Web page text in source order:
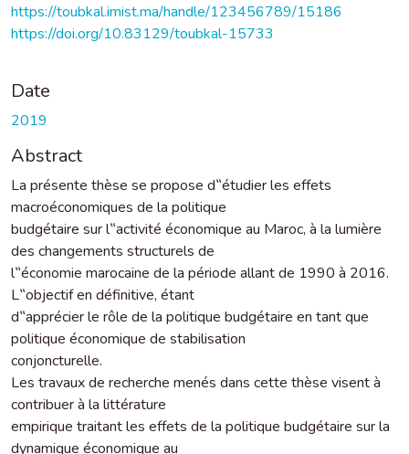
https://toubkal.imist.ma/handle/123456789/15186
https://doi.org/10.83129/toubkal-15733
Date
2019
Abstract
La présente thèse se propose d‟étudier les effets
macroéconomiques de la politique
budgétaire sur l‟activité économique au Maroc, à la lumière
des changements structurels de
l‟économie marocaine de la période allant de 1990 à 2016.
L‟objectif en définitive, étant
d‟apprécier le rôle de la politique budgétaire en tant que
politique économique de stabilisation
conjoncturelle.
Les travaux de recherche menés dans cette thèse visent à
contribuer à la littérature
empirique traitant les effets de la politique budgétaire sur la
dynamique économique au